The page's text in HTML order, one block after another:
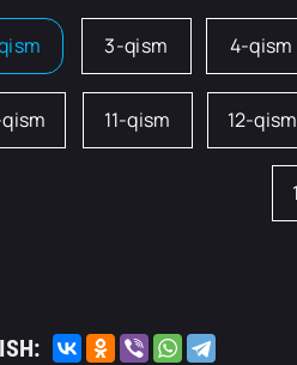
3-qism 4-qism
11-qism 12-qism